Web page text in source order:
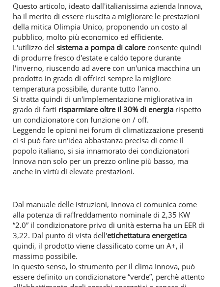
Questo articolo, ideato dall'italianissima azienda Innova,
ha il merito di essere riuscita a migliorare le prestazioni
della mitica Olimpia Unico, proponendo un costo al
pubblico, molto più economico ed efficiente.
L'utilizzo del sistema a pompa di caloreconsente quindi
di produrre fresco d'estate e caldo tepore durante
l'inverno, riuscendo ad avere con un'unica macchina un
prodotto in grado di offrirci sempre la migliore
temperatura possibile, durante tutto l'anno.
Si tratta quindi di un'implementazione migliorativa in
grado di farti risparmiare oltre il 30% di energia rispetto
un condizionatore con funzione on / off.
Leggendo le opioni nei forum di climatizzazione presenti
ci si può fare un'idea abbastanza precisa di come il
popolo italiano, si sia innamorato dei condizionatori
Innova non solo per un prezzo online più basso, ma
anche in virtù di elevate prestazioni.
Dal manuale delle istruzioni, Innova ci comunica come
alla potenza di raffreddamento nominale di 2,35 KW
“2.0” il condizionatore privo di unità esterna ha un EER di
3,22. Dal punto di vista dell'etichettatura energetica
quindi, il prodotto viene classificato come un A+, il
massimo possibile.
In questo senso, lo strumento per il clima Innova, può
essere definito un condizionatore “verde”, perchè attento